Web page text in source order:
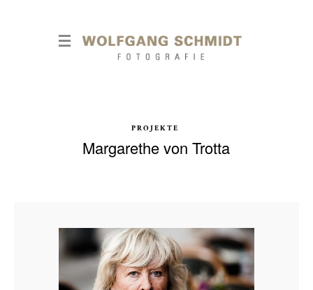
PROJEKTE
Margarethe von Trotta